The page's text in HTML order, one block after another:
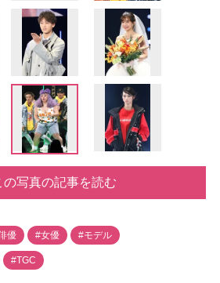
の写真の記事を読む
優 #女優 #モデル
#TGC